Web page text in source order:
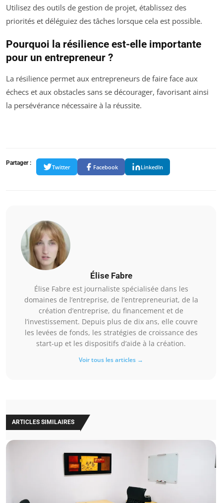
Utilisez des outils de gestion de projet, établissez des
priorités et déléguiez des tâches lorsque cela est possible.
Pourquoi la résilience est-elle importante
pour un entrepreneur ?
La résilience permet aux entrepreneurs de faire face aux
échecs et aux obstacles sans se décourager, favorisant ainsi
la persévérance nécessaire à la réussite.
Partager :
Twitter Facebook LinkedIn
Élise Fabre
Élise Fabre est journaliste spécialisée dans les
domaines de l’entreprise, de l’entrepreneuriat, de la
création d’entreprise, du financement et de
l’investissement. Depuis plus de dix ans, elle couvre
les levées de fonds, les stratégies de croissance des
start-up et les dispositifs d’aide à la création.
Voir tous les articles →
ARTICLES SIMILAIRES